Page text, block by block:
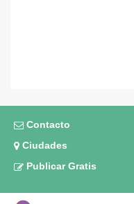
Contacto
Ciudades
Publicar Gratis